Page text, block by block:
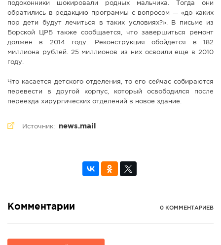
подоконники шокировали родных мальчика. Тогда они
обратились в редакцию программы с вопросом — «до каких
пор дети будут лечиться в таких условиях?». В письме из
Борской ЦРБ также сообщается, что завершиться ремонт
должен в 2014 году. Реконструкция обойдется в 182
миллиона рублей. 25 миллионов из них освоили еще в 2010
году.
Что касается детского отделения, то его сейчас собираются
перевести в другой корпус, который освободился после
переезда хирургических отделений в новое здание.
Источник: news.mail
Комментарии 0 КОММЕНТАРИЕВ